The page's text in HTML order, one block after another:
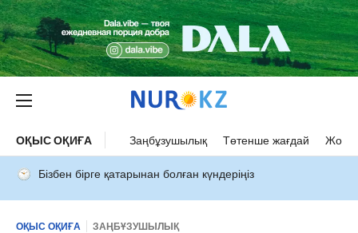
ОҚЫС ОҚИҒА Заңбұзушылық Төтенше жағдай Жол
Бізбен бірге қатарынан болған күндеріңіз
ОҚЫС ОҚИҒА ЗАҢБҰЗУШЫЛЫҚ